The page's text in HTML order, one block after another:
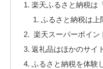
楽天ふるさと納税は
ふるさと納税は上
楽天スーパーポイン
返礼品はほかのサイ
ふるさと納税を体験